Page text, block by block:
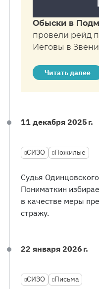
Обыски в
провели рейд
Иеговы в
Читать далее
11 декабря 2025 г.
СИЗО Пожилые
Судья
Пониматкин
в качестве меры
стражу.
22 января 2026 г.
СИЗО Письма